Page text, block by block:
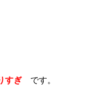
すぎ です。